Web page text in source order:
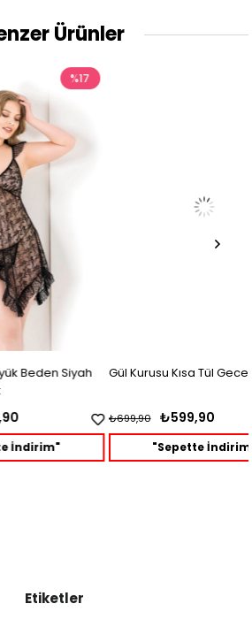
Ürünler
Siyah
Gül Kurusu Kısa Tül Gecelik
₺599,90
₺699,90
"Sepette İndirim"
Etiketler